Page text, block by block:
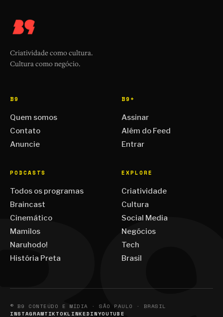
Criatividade como cultura.
Cultura como negócio.
B9
Quem somos
Contato
Anuncie
B9+
Assinar
Além do Feed
Entrar
PODCASTS
Todos os programas
Braincast
Cinemático
Mamilos
Naruhodo!
História Preta
EXPLORE
Criatividade
Cultura
Social Media
Negócios
Tech
Brasil
© B9 CONTEÚDO E MÍDIA · SÃO PAULO · BRASIL
INSTAGRAMTIKTOKLINKEDINYOUTUBE